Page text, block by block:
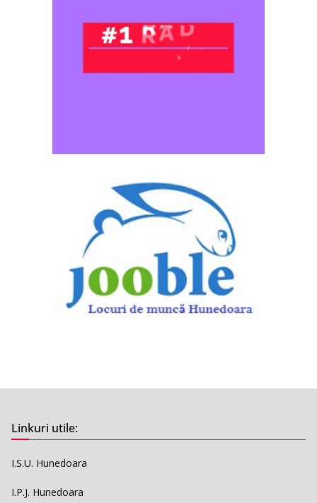
Linkuri utile:
I.S.U. Hunedoara
I.P.J. Hunedoara